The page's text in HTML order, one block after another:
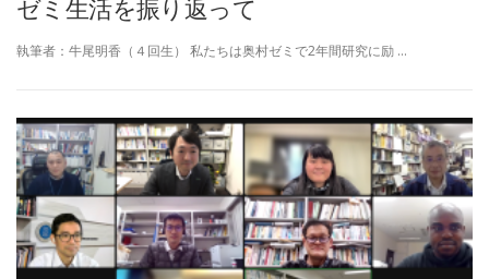
ゼミ生活を振り返って
執筆者：牛尾明香（４回生） 私たちは奥村ゼミで2年間研究に励 …